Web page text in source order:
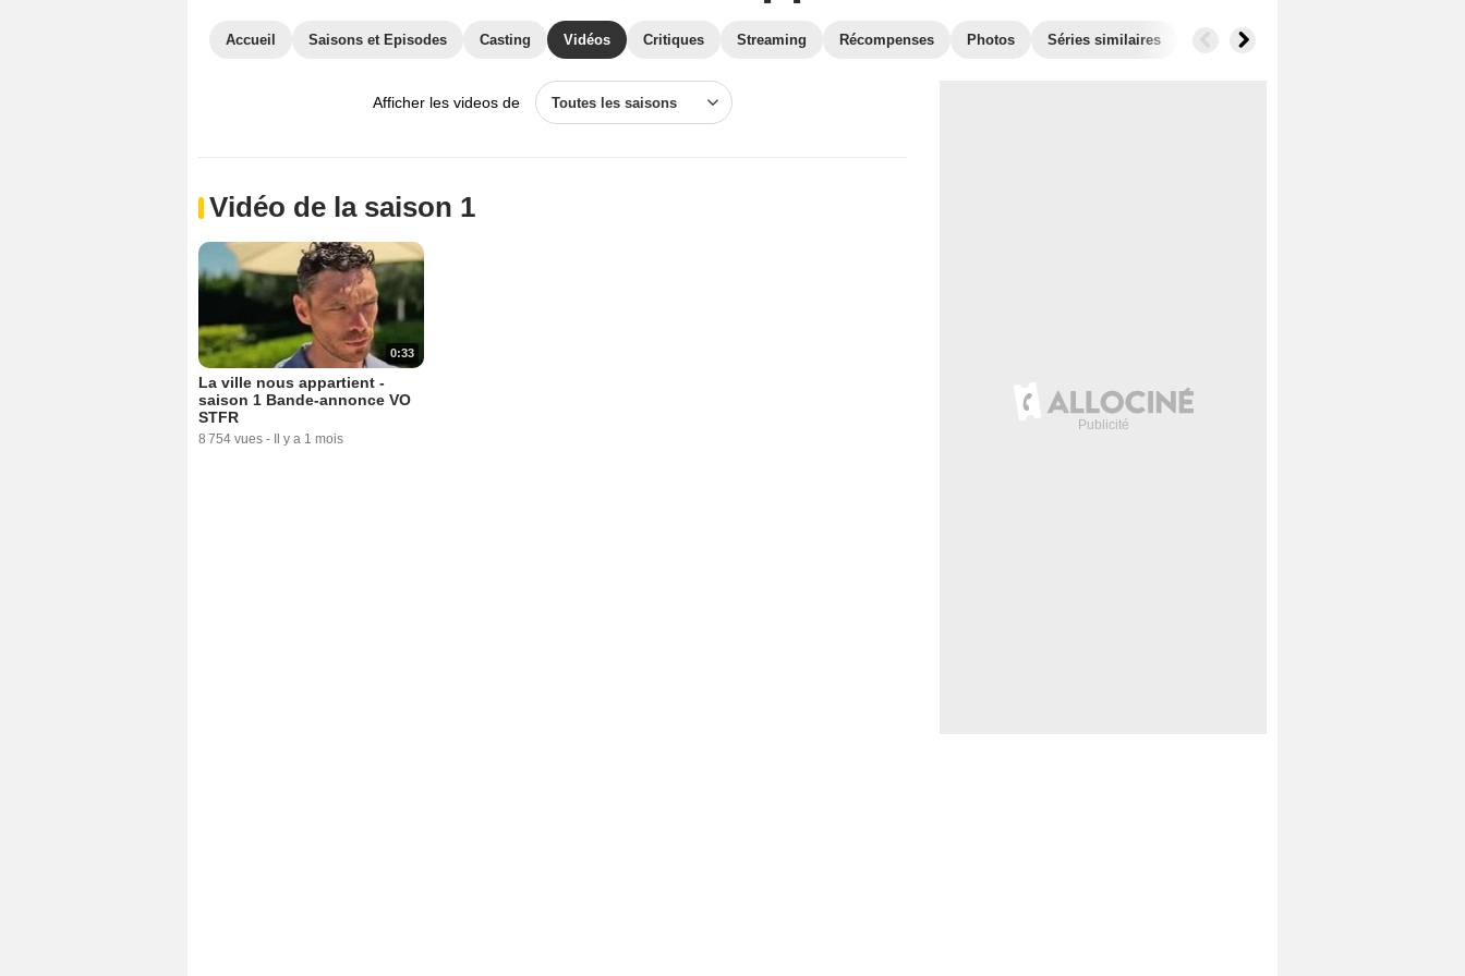
Accueil Saisons et Episodes Casting Vidéos Critiques Streaming Récompenses Photos Séries similaires
Afficher les videos de Toutes les saisons
Vidéo de la saison 1
0:33
La ville nous appartient -
saison 1 Bande-annonce VO
STFR
8 754 vues - Il y a 1 mois